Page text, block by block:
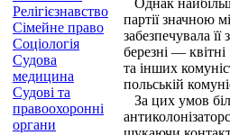
Релігієзнавство
Сімейне право
Соціологія
Судова
медицина
Судові та
правоохоронні
органи
Однак
партії значною
забезпечувала
березні —
та інших
польській
За цих умов